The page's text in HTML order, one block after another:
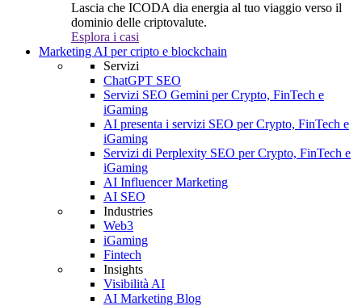
Lascia che ICODA dia energia al tuo viaggio verso il
dominio delle criptovalute.
Esplora i casi
Marketing AI per cripto e blockchain
Servizi
ChatGPT SEO
Servizi SEO Gemini per Crypto, FinTech e
iGaming
AI presenta i servizi SEO per Crypto, FinTech e
iGaming
Servizi di Perplexity SEO per Crypto, FinTech e
iGaming
AI Influencer Marketing
AI SEO
Industries
Web3
iGaming
Fintech
Insights
Visibilità AI
AI Marketing Blog